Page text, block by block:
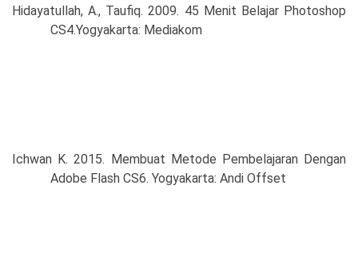
Hidayatullah, A., Taufiq. 2009. 45 Menit Belajar Photoshop
CS4.Yogyakarta: Mediakom
Ichwan K. 2015. Membuat Metode Pembelajaran Dengan
Adobe Flash CS6. Yogyakarta: Andi Offset